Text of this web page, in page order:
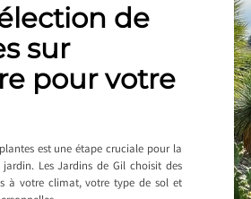
de
sur
pour votre
est une étape cruciale pour la
Les Jardins de Gil choisit des
à votre climat, votre type de sol et